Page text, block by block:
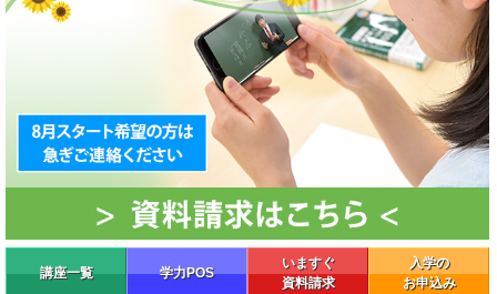
講座一覧 学力POS
いますぐ
資料請求
入学の
お申込み